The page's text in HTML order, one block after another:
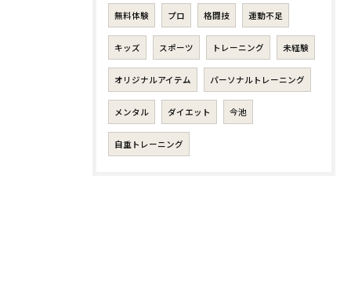
無料体験 プロ 格闘技 運動不足
キッズ スポーツ トレーニング 未経験
オリジナルアイテム パーソナルトレーニング
メンタル ダイエット 今池
自重トレーニング